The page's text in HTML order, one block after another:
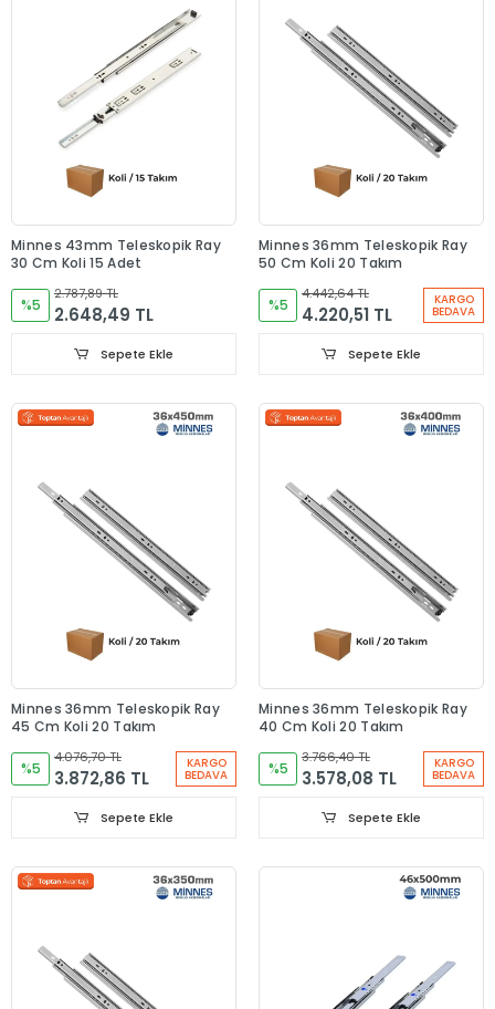
Minnes 43mm Teleskopik Ray
30 Cm Koli 15 Adet
%5
2.787,89 TL
2.648,49 TL
Sepete Ekle
Minnes 36mm Teleskopik Ray
50 Cm Koli 20 Takım
%5
4.442,64 TL
4.220,51 TL
KARGO
BEDAVA
Sepete Ekle
Minnes 36mm Teleskopik Ray
45 Cm Koli 20 Takım
%5
4.076,70 TL
3.872,86 TL
KARGO
BEDAVA
Sepete Ekle
Minnes 36mm Teleskopik Ray
40 Cm Koli 20 Takım
%5
3.766,40 TL
3.578,08 TL
KARGO
BEDAVA
Sepete Ekle